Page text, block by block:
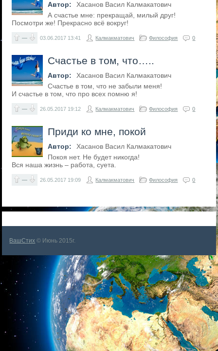
Автор:
Хасанов Васил Калмакатович
А счастье мне: прекращай, милый друг!
Посмотри же! Прекрасно всё вокруг!
— 03.06.2017 13:41 Калмакматович Философия 0
Счастье в том, что…..
Автор:
Хасанов Васил Калмакатович
Счастье в том, что не забыли меня!
И счастье в том, что про всех помню я!
— 26.05.2017 19:12 Калмакматович Философия 0
Приди ко мне, покой
Автор:
Хасанов Васил Калмакатович
Покоя нет. Не будет никогда!
Вся наша жизнь – работа, суета.
— 26.05.2017 19:09 Калмакматович Философия 0
ВашСтих © Июнь 2015г.